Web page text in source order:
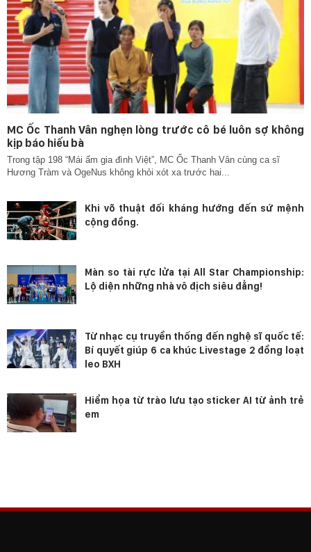
MC Ốc Thanh Vân nghẹn lòng trước cô bé luôn sợ không
kịp báo hiếu bà
Trong tập 198 “Mái ấm gia đình Việt”, MC Ốc Thanh Vân cùng ca sĩ
Hương Tràm và OgeNus không khỏi xót xa trước hai...
Khi võ thuật đối kháng hướng đến sứ mệnh
cộng đồng.
Màn so tài rực lửa tại All Star Championship:
Lộ diện những nhà vô địch siêu đẳng!
Từ nhạc cụ truyền thống đến nghệ sĩ quốc tế:
Bí quyết giúp 6 ca khúc Livestage 2 đồng loạt
leo BXH
Hiểm họa từ trào lưu tạo sticker AI từ ảnh trẻ
em